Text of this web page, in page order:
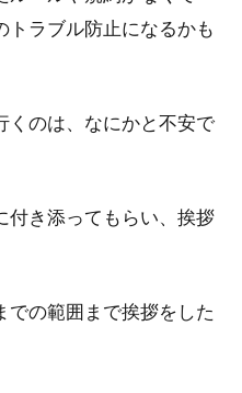
で換気しよう
...
多様！不動産業界の事務
言うと、主に営業職がその多くを
トラブル防止になるかも
くのは、なにかと不安で
付き添ってもらい、挨拶
での範囲まで挨拶をした